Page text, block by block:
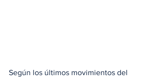
Según los últimos movimientos del